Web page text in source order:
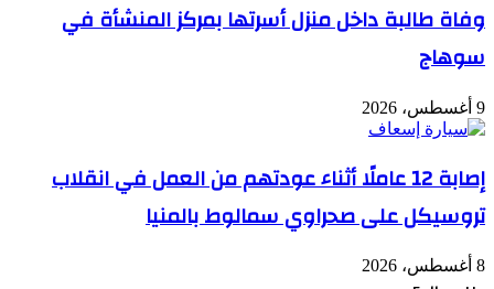
وفاة طالبة داخل منزل أسرتها بمركز المنشأة في
سوهاج
9 أغسطس، 2026
إصابة 12 عاملًا أثناء عودتهم من العمل في انقلاب
تروسيكل على صحراوي سمالوط بالمنيا
8 أغسطس، 2026